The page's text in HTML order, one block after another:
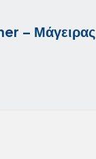
– Μάγειρας